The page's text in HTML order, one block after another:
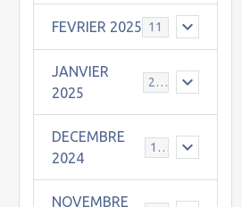
FEVRIER 2025 11
JANVIER
2025
25
DECEMBRE
2024
19
NOVEMBRE